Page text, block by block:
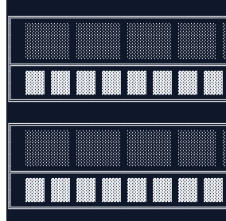
║  ░░░░░░░ ░░░░░░░ ░░░░░░░
║  ░░░░░░░ ░░░░░░░ ░░░░░░░
║  ░░░░░░░ ░░░░░░░ ░░░░░░░
║  ▓▓▓ ▓▓▓ ▓▓▓ ▓▓▓ ▓▓▓ ▓▓▓ ▓▓▓
║  ▓▓▓ ▓▓▓ ▓▓▓ ▓▓▓ ▓▓▓ ▓▓▓ ▓▓▓
║  ░░░░░░░ ░░░░░░░ ░░░░░░░
║  ░░░░░░░ ░░░░░░░ ░░░░░░░
║  ░░░░░░░ ░░░░░░░ ░░░░░░░
║  ▓▓▓ ▓▓▓ ▓▓▓ ▓▓▓ ▓▓▓ ▓▓▓ ▓▓▓
║  ▓▓▓ ▓▓▓ ▓▓▓ ▓▓▓ ▓▓▓ ▓▓▓ ▓▓▓